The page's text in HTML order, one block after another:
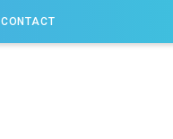
CONTACT